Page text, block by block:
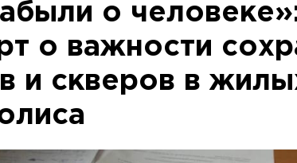
о
о важности
и скверов в